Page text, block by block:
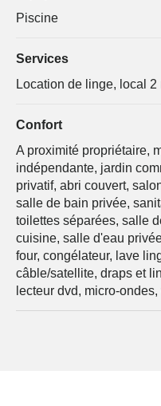
Piscine
Services
Location de linge, local 2
Confort
A proximité propriétaire,
indépendante, jardin
privatif, abri couvert,
salle de bain privée,
toilettes séparées, salle
cuisine, salle d'eau
four, congélateur, lave
câble/satellite, draps et
lecteur dvd, micro-ondes,